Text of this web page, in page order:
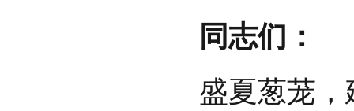
同志们：
盛夏葱茏